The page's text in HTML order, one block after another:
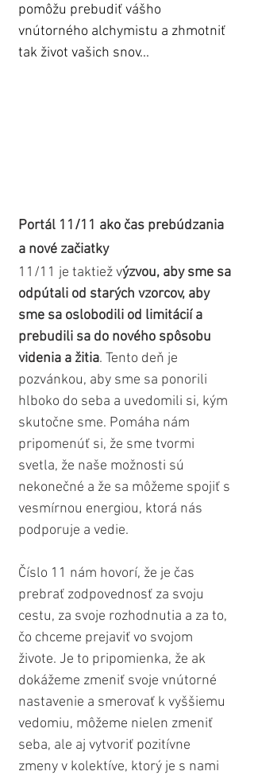
pomôžu prebudiť vášho
vnútorného alchymistu a zhmotniť
tak život vašich snov...
Portál 11/11 ako čas prebúdzania
a nové začiatky
11/11 je taktiež výzvou, aby sme sa
odpútali od starých vzorcov, aby
sme sa oslobodili od limitácií a
prebudili sa do nového spôsobu
videnia a žitia. Tento deň je
pozvánkou, aby sme sa ponorili
hlboko do seba a uvedomili si, kým
skutočne sme. Pomáha nám
pripomenúť si, že sme tvormi
svetla, že naše možnosti sú
nekonečné a že sa môžeme spojiť s
vesmírnou energiou, ktorá nás
podporuje a vedie.
Číslo 11 nám hovorí, že je čas
prebrať zodpovednosť za svoju
cestu, za svoje rozhodnutia a za to,
čo chceme prejaviť vo svojom
živote. Je to pripomienka, že ak
dokážeme zmeniť svoje vnútorné
nastavenie a smerovať k vyššiemu
vedomiu, môžeme nielen zmeniť
seba, ale aj vytvoriť pozitívne
zmeny v kolektíve, ktorý je s nami